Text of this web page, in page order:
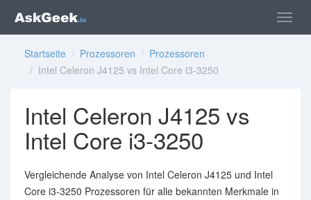
Startseite / Prozessoren / Prozessoren
/ Intel Celeron J4125 vs Intel Core i3-3250
Intel Celeron J4125 vs
Intel Core i3-3250
Vergleichende Analyse von Intel Celeron J4125 und Intel
Core i3-3250 Prozessoren für alle bekannten Merkmale in